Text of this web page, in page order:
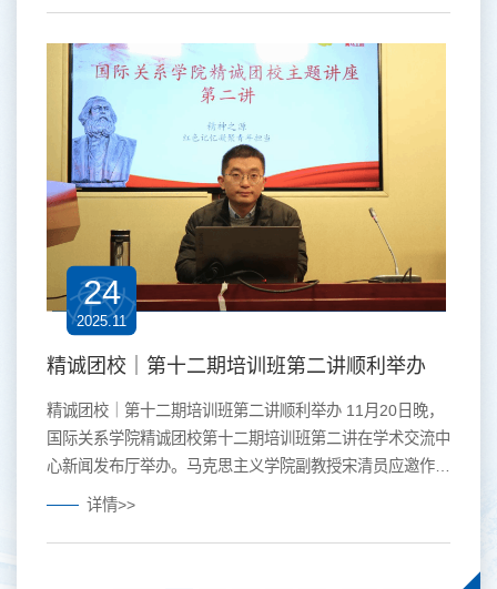
养、学风建设、团学工作等方面各有优势，具备深入交流、
互学互鉴的良好基础。通过联合开展主题团日活动，旨在搭
建沟通平台，拓展学生视野，增强团组织的凝聚力与引领
力，...
24
2025.11
精诚团校｜第十二期培训班第二讲顺利举办
精诚团校｜第十二期培训班第二讲顺利举办 11月20日晚，
国际关系学院精诚团校第十二期培训班第二讲在学术交流中
心新闻发布厅举办。马克思主义学院副教授宋清员应邀作题
为“精神之源：红色记忆凝聚青年担当”的专题分享。讲座由
师以“坚持真理、坚守理想，践行初心、担当使命，不怕牺
详情>>